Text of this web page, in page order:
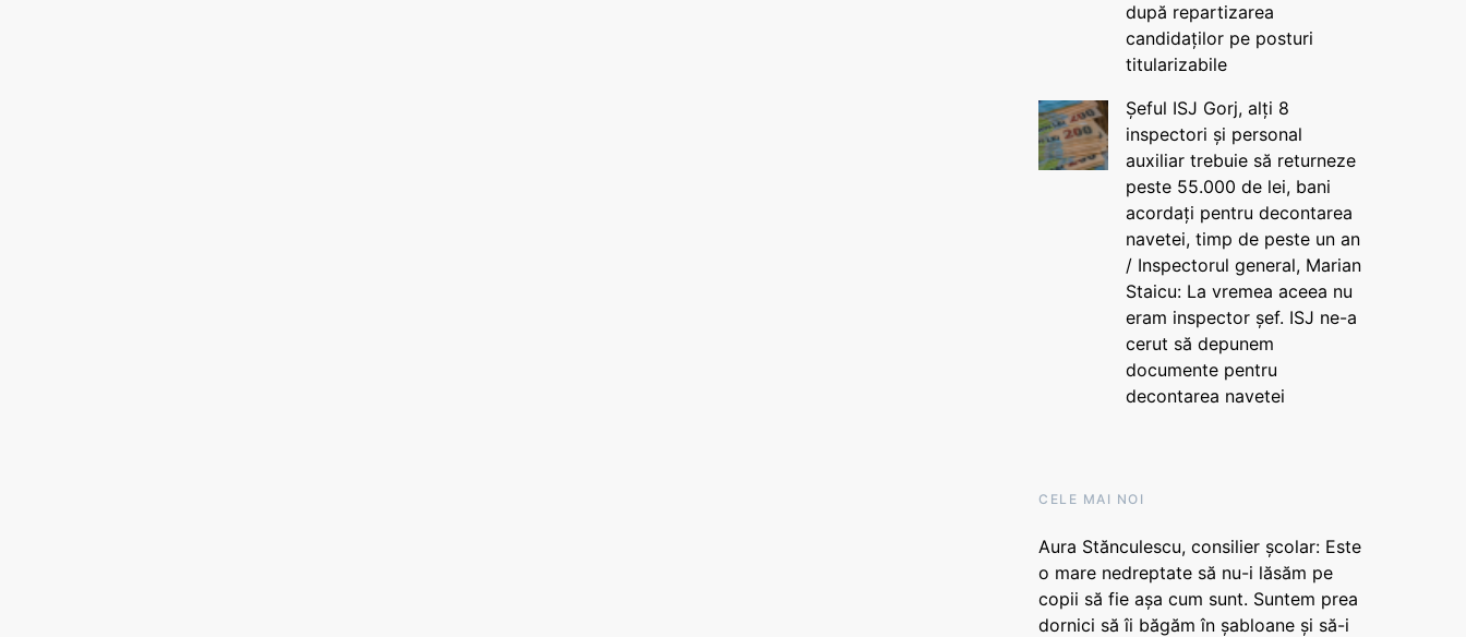
după repartizarea
candidaților pe posturi
titularizabile
Șeful ISJ Gorj, alți 8
inspectori și personal
auxiliar trebuie să returneze
peste 55.000 de lei, bani
acordați pentru decontarea
navetei, timp de peste un an
/ Inspectorul general, Marian
Staicu: La vremea aceea nu
eram inspector șef. ISJ ne-a
cerut să depunem
documente pentru
decontarea navetei
CELE MAI NOI
Aura Stănculescu, consilier școlar: Este
o mare nedreptate să nu-i lăsăm pe
copii să fie așa cum sunt. Suntem prea
dornici să îi băgăm în șabloane și să-i